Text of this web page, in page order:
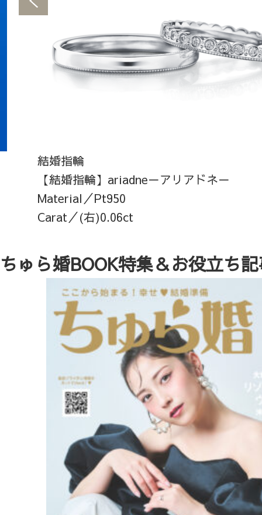
結婚指輪
【結婚指輪】ariadne－アリアドネ－
Material／Pt950
Carat／(右)0.06ct
ちゅら婚BOOK特集＆お役立ち